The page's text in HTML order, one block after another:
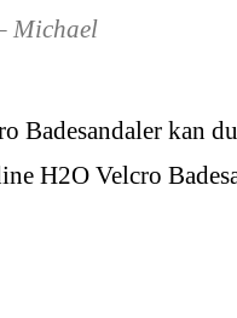
Michael
Badesandaler kan
H2O Velcro